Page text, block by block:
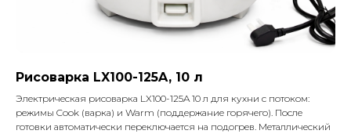
Рисоварка LX100-125A, 10 л
Электрическая рисоварка LX100-125A 10 л для кухни с потоком:
режимы Cook (варка) и Warm (поддержание горячего). После
готовки автоматически переключается на подогрев. Металлический